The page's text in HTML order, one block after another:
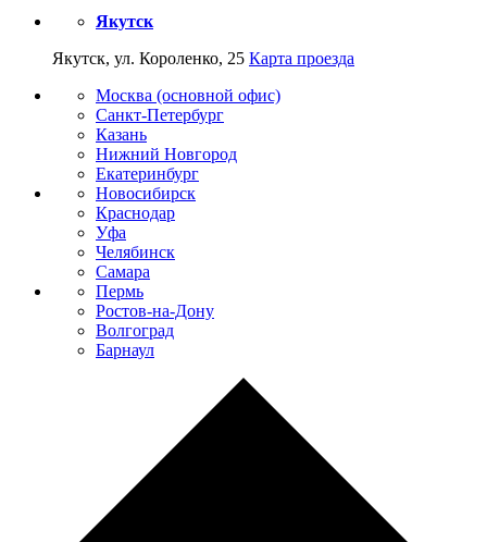
Якутск
Якутск, ул. Короленко, 25 Карта проезда
Москва (основной офис)
Санкт-Петербург
Казань
Нижний Новгород
Екатеринбург
Новосибирск
Краснодар
Уфа
Челябинск
Самара
Пермь
Ростов-на-Дону
Волгоград
Барнаул